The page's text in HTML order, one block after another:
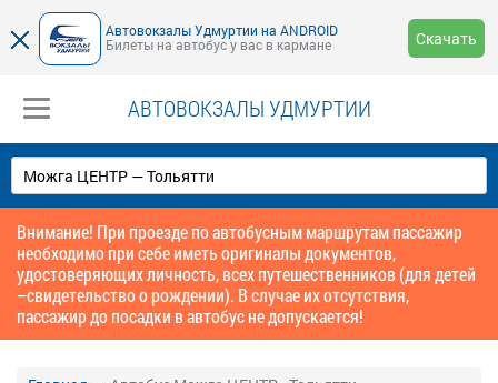
Автовокзалы Удмуртии на ANDROID
Билеты на автобус у вас в кармане
Скачать
АВТОВОКЗАЛЫ УДМУРТИИ
Внимание! При проезде по автобусным маршрутам пассажир
необходимо при себе иметь оригиналы документов,
удостоверяющих личность, всех путешественников (для детей
–свидетельство о рождении). В случае их отсутствия,
пассажир до посадки в автобус не допускается!